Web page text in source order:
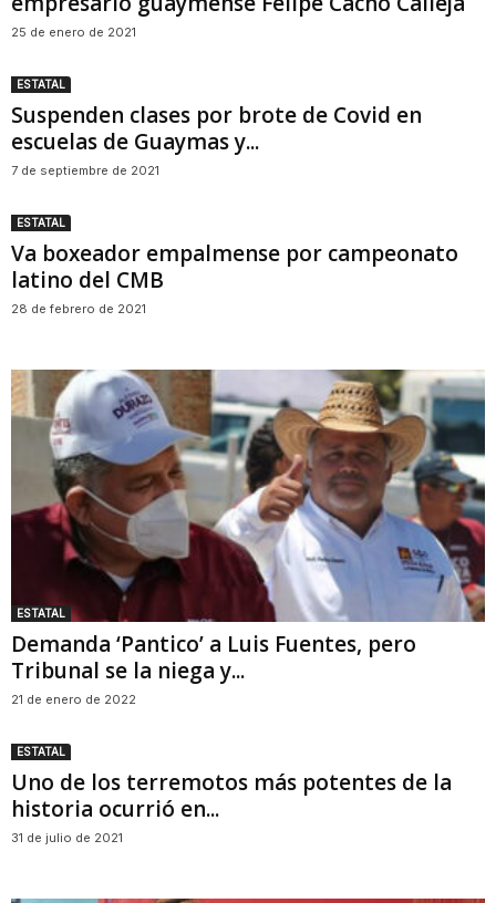
25 de enero de 2021
ESTATAL
Suspenden clases por brote de Covid en
escuelas de Guaymas y...
7 de septiembre de 2021
ESTATAL
Va boxeador empalmense por campeonato
latino del CMB
28 de febrero de 2021
ESTATAL
Demanda ‘Pantico’ a Luis Fuentes, pero
Tribunal se la niega y...
21 de enero de 2022
ESTATAL
Uno de los terremotos más potentes de la
historia ocurrió en...
31 de julio de 2021